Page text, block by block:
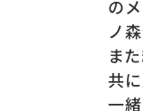
の
ノ
ま
共
一